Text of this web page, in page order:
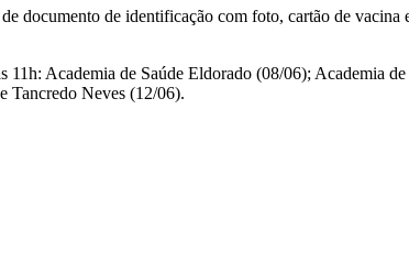
documento de identificação com foto, cartão de
11h: Academia de Saúde Eldorado (08/06); Academia
Tancredo Neves (12/06).